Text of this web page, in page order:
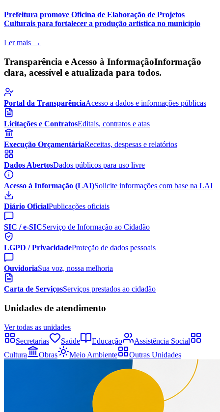
Prefeitura promove Oficina de Elaboração de Projetos
Culturais para fortalecer a produção artística no município
Ler mais →
Transparência e Acesso à InformaçãoInformação
clara, acessível e atualizada para todos.
Portal da TransparênciaAcesso a dados e informações públicas
Licitações e ContratosEditais, contratos e atas
Execução OrçamentáriaReceitas, despesas e relatórios
Dados AbertosDados públicos para uso livre
Acesso à Informação (LAI)Solicite informações com base na LAI
Diário OficialPublicações oficiais
SIC / e-SICServiço de Informação ao Cidadão
LGPD / PrivacidadeProteção de dados pessoais
OuvidoriaSua voz, nossa melhoria
Carta de ServiçosServiços prestados ao cidadão
Unidades de atendimento
Ver todas as unidades
Secretarias
Saúde Educação
Assistência Social
Cultura
Obras Meio Ambiente Outras Unidades